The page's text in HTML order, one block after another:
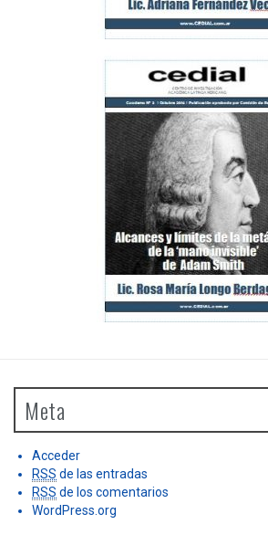
Meta
Acceder
RSS de las entradas
RSS de los comentarios
WordPress.org